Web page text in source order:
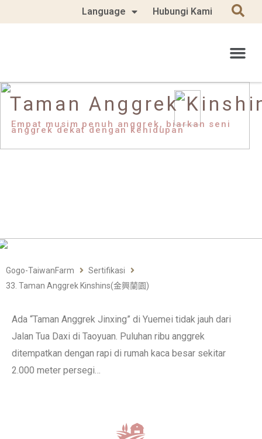
Language Hubungi Kami
Taman Anggrek
Empat musim penuh anggrek, biarkan seni
anggrek dekat dengan kehidupan
Gogo-TaiwanFarm
Sertifikasi
33. Taman Anggrek Kinshins(金興蘭園)
Ada “Taman Anggrek Jinxing” di Yuemei tidak jauh dari
Jalan Tua Daxi di Taoyuan. Puluhan ribu anggrek
ditempatkan dengan rapi di rumah kaca besar sekitar
2.000 meter persegi…